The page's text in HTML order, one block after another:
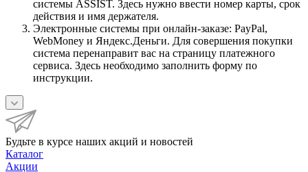
системы ASSIST. Здесь нужно ввести номер карты, срок
действия и имя держателя.
Электронные системы при онлайн-заказе: PayPal,
WebMoney и Яндекс.Деньги. Для совершения покупки
система перенаправит вас на страницу платежного
сервиса. Здесь необходимо заполнить форму по
инструкции.
Будьте в курсе наших акций и новостей
Каталог
Акции